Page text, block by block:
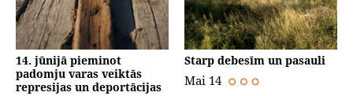
14. jūnijā pieminot
padomju varas veiktās
represijas un deportācijas
Starp debesīm un pasauli
Mai 14